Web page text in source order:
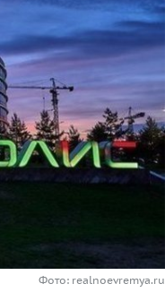
Фото: realnoevremya.ru